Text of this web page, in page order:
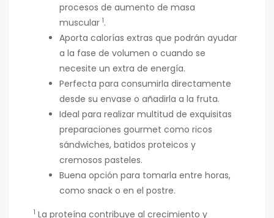
procesos de aumento de masa
muscular 1.
Aporta calorías extras que podrán ayudar
a la fase de volumen o cuando se
necesite un extra de energía.
Perfecta para consumirla directamente
desde su envase o añadirla a la fruta.
Ideal para realizar multitud de exquisitas
preparaciones gourmet como ricos
sándwiches, batidos proteicos y
cremosos pasteles.
Buena opción para tomarla entre horas,
como snack o en el postre.
1 La proteína contribuye al crecimiento y